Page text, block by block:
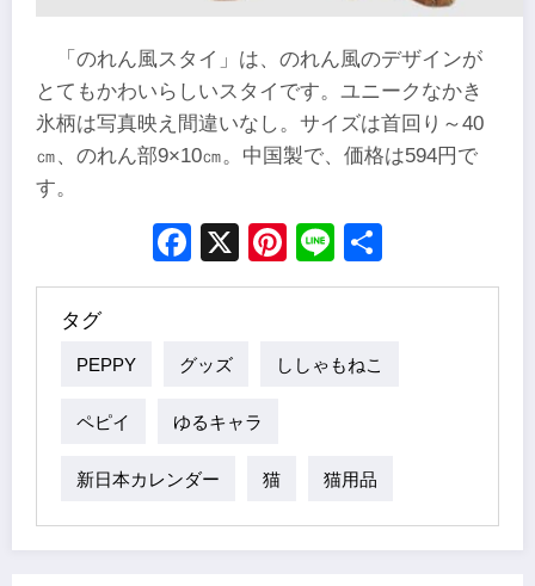
「のれん風スタイ」は、のれん風のデザインが
とてもかわいらしいスタイです。ユニークなかき
氷柄は写真映え間違いなし。サイズは首回り～40
㎝、のれん部9×10㎝。中国製で、価格は594円で
す。
Facebook
X Pinterest
Line
タグ
PEPPY グッズ ししゃもねこ
ペピイ ゆるキャラ
新日本カレンダー 猫 猫用品